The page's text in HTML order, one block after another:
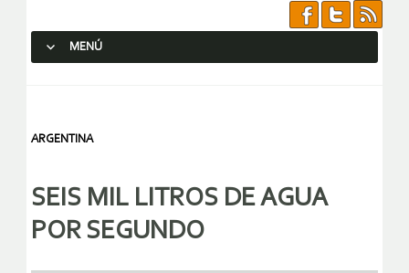
MENÚ
ARGENTINA
SEIS MIL LITROS DE AGUA
POR SEGUNDO